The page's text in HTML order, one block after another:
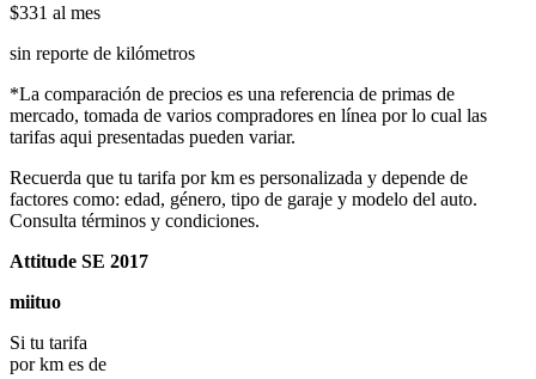
$331 al mes
sin reporte de kilómetros
*La comparación de precios es una referencia de primas de
mercado, tomada de varios compradores en línea por lo cual las
tarifas aqui presentadas pueden variar.
Recuerda que tu tarifa por km es personalizada y depende de
factores como: edad, género, tipo de garaje y modelo del auto.
Consulta términos y condiciones.
Attitude SE 2017
miituo
Si tu tarifa
por km es de